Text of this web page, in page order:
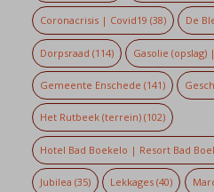
Coronacrisis | Covid19 (38) De
Dorpsraad (114) Gasolie (opslag)
Gemeente Enschede (141)
Het Rutbeek (terrein)(102)
Hotel Bad Boekelo | Resort Bad
Jubilea (35) Lekkages (40)